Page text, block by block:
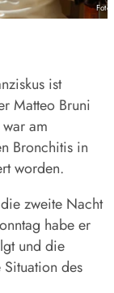
ist
Matteo Bruni
am
Bronchitis in
worden.
zweite Nacht
habe er
und die
des